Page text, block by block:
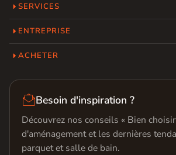
SERVICES
ENTREPRISE
ACHETER
Besoin d'inspiration ?
Découvrez nos conseils « Bien
d'aménagement et les dernières
parquet et salle de bain.